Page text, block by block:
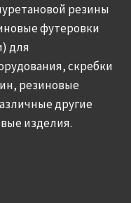
резины
футеровки
для
скребки
резиновые
другие
изделия.